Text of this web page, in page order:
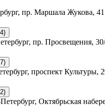
пр. Маршала Жукова, 41
пр. Просвещения,
проспект Культуры,
Октябрьская